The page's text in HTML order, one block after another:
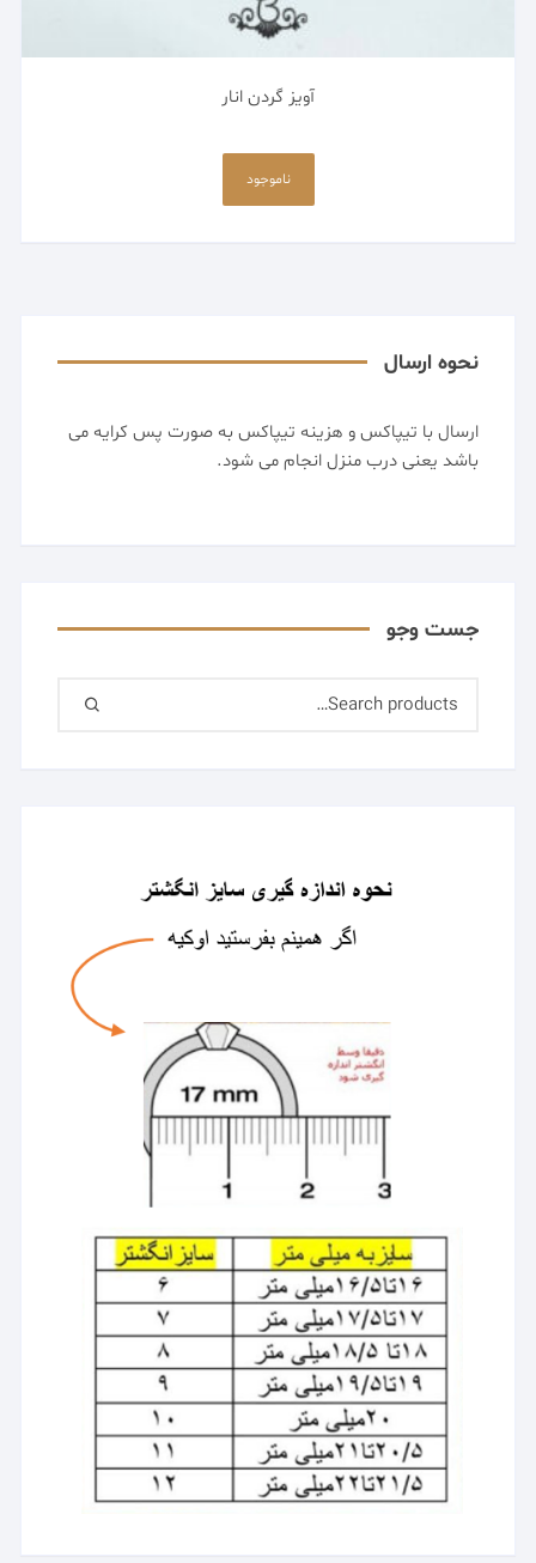
آویز گردن انار
ناموجود
نحوه ارسال
ارسال با تیپاکس و هزینه تیپاکس به صورت پس کرایه می
باشد یعنی درب منزل انجام می شود.
جست وجو